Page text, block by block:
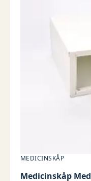
MEDICINSKÅP
Medicinskåp